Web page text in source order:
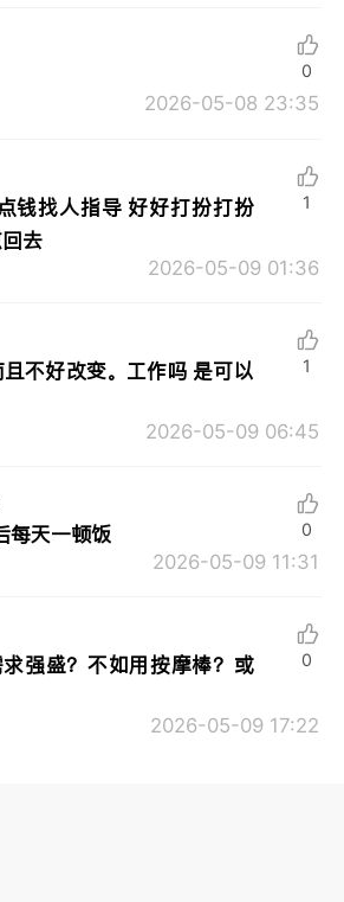
2026-05-08 23:35
0
钱找人指导 好好打扮打扮
去
2026-05-09 01:36
1
不好改变。工作吗 是可以
2026-05-09 06:45
1
每天一顿饭
2026-05-09 11:31
0
强盛？不如用按摩棒？或
2026-05-09 17:22
0